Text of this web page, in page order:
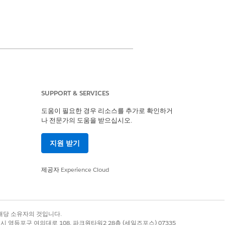
SUPPORT & SERVICES
도움이 필요한 경우 리소스를 추가로 확인하거
나 전문가의 도움을 받으십시오.
지원 받기
제공자 Experience Cloud
소유자의 것입니다.
영등포구 여의대로 108, 파크원타워2 28층 (세일즈포스) 07335